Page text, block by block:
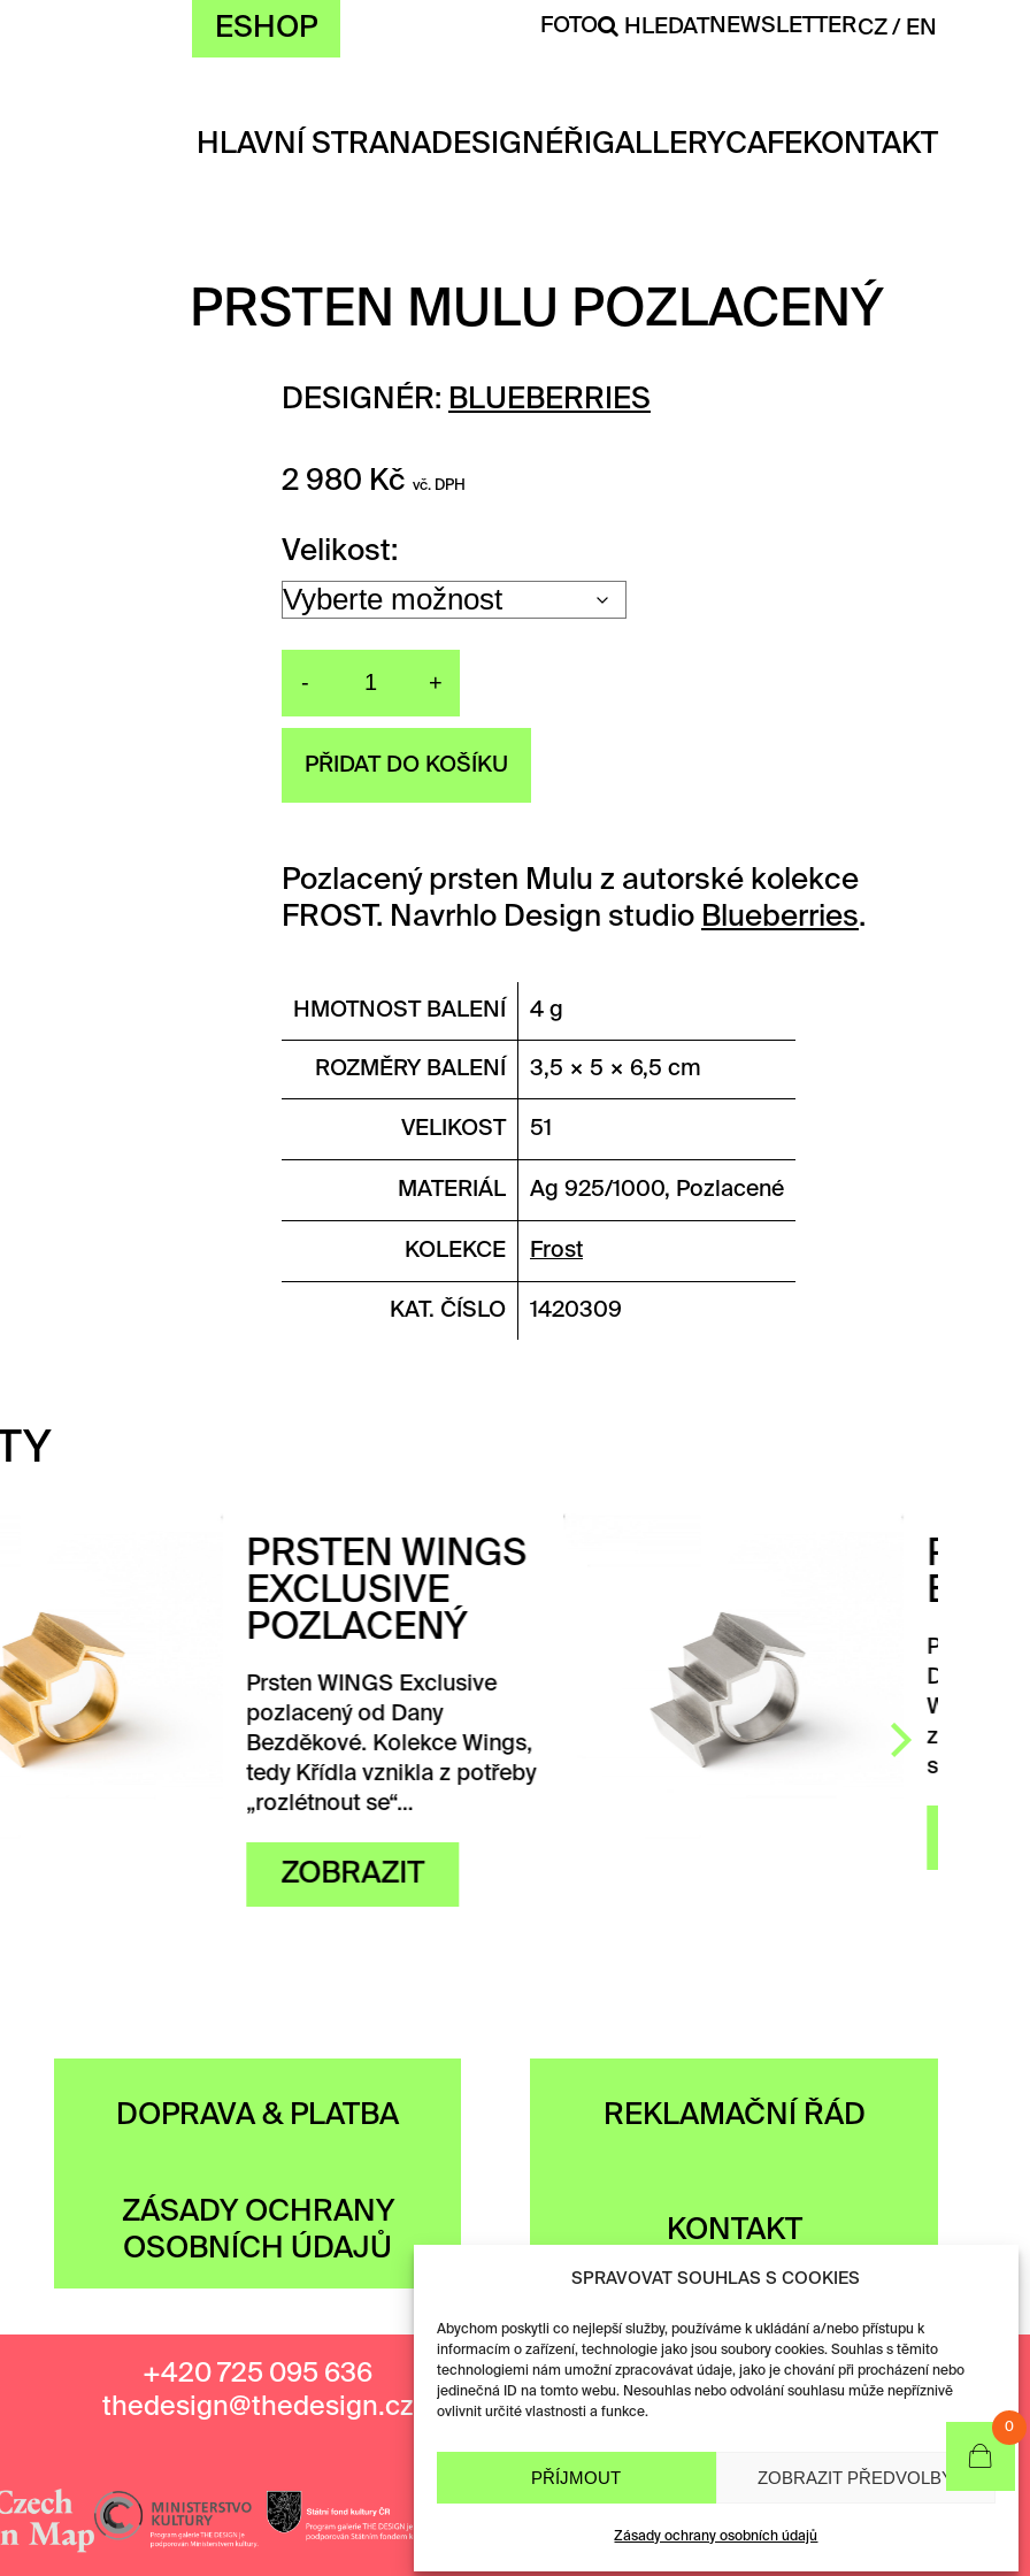
SPRAVOVAT SOUHLAS S COOKIES
Abychom poskytli co nejlepší služby, používáme k ukládání a/nebo přístupu k
informacím o zařízení, technologie jako jsou soubory cookies. Souhlas s těmito
technologiemi nám umožní zpracovávat údaje, jako je chování při procházení nebo
jedinečná ID na tomto webu. Nesouhlas nebo odvolání souhlasu může nepříznivě
ovlivnit určité vlastnosti a funkce.
PŘÍJMOUT ZOBRAZIT PŘEDVOLBY
Zásady ochrany osobních údajů
ESHOP FOTO HLEDATNEWSLETTERCZ EN
HLAVNÍ STRANADESIGNÉŘIGALLERYCAFEKONTAKT
PRSTEN MULU POZLACENÝ
DESIGNÉR: BLUEBERRIES
2 980 Kč vč. DPH
Velikost
Prsten Mulu pozlacený množství
- +
PŘIDAT DO KOŠÍKU
Pozlacený prsten Mulu z autorské kolekce
FROST. Navrhlo Design studio Blueberries.
HMOTNOST BALENÍ 4 g
ROZMĚRY BALENÍ 3,5 × 5 × 6,5 cm
VELIKOST 51
MATERIÁL Ag 925/1000, Pozlacené
KOLEKCE Frost
KAT. ČÍSLO 1420309
WINGS Exclusive
od Dany
Kolekce Wings,
vznikla z potřeby
Prsten WINGS Exclusive od
Dany Bezděkové. Kolekce
Wings, tedy Křídla vznikla
z potřeby „rozlétnout se“
směrem…
DOPRAVA & PLATBA REKLAMAČNÍ ŘÁD
ZÁSADY OCHRANY
OSOBNÍCH ÚDAJŮ
KONTAKT
+420 725 095 636
thedesign@thedesign.cz
Facebook
Instagram
0